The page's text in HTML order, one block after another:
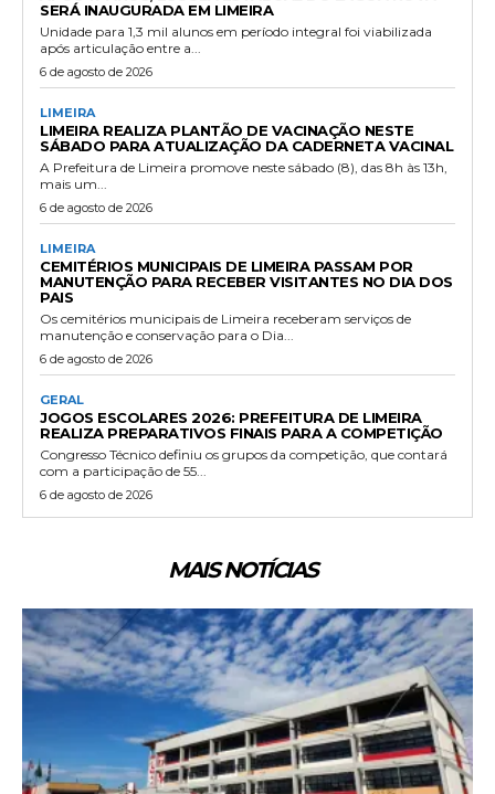
SERÁ INAUGURADA EM LIMEIRA
Unidade para 1,3 mil alunos em período integral foi viabilizada
após articulação entre a...
6 de agosto de 2026
LIMEIRA
LIMEIRA REALIZA PLANTÃO DE VACINAÇÃO NESTE
SÁBADO PARA ATUALIZAÇÃO DA CADERNETA VACINAL
A Prefeitura de Limeira promove neste sábado (8), das 8h às 13h,
mais um...
6 de agosto de 2026
LIMEIRA
CEMITÉRIOS MUNICIPAIS DE LIMEIRA PASSAM POR
MANUTENÇÃO PARA RECEBER VISITANTES NO DIA DOS
PAIS
Os cemitérios municipais de Limeira receberam serviços de
manutenção e conservação para o Dia...
6 de agosto de 2026
GERAL
JOGOS ESCOLARES 2026: PREFEITURA DE LIMEIRA
REALIZA PREPARATIVOS FINAIS PARA A COMPETIÇÃO
Congresso Técnico definiu os grupos da competição, que contará
com a participação de 55...
6 de agosto de 2026
MAIS NOTÍCIAS